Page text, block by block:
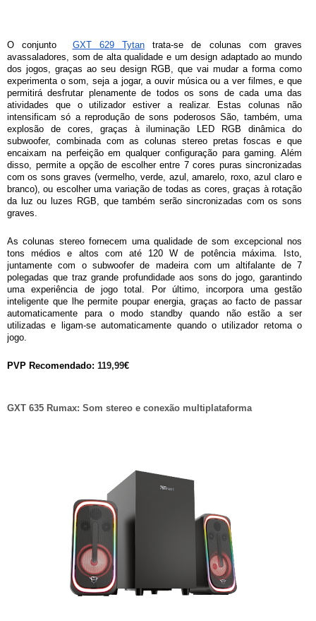
O conjunto GXT 629 Tytan trata-se de colunas com graves
avassaladores, som de alta qualidade e um design adaptado ao mundo
dos jogos, graças ao seu design RGB, que vai mudar a forma como
experimenta o som, seja a jogar, a ouvir música ou a ver filmes, e que
permitirá desfrutar plenamente de todos os sons de cada uma das
atividades que o utilizador estiver a realizar. Estas colunas não
intensificam só a reprodução de sons poderosos São, também, uma
explosão de cores, graças à iluminação LED RGB dinâmica do
subwoofer, combinada com as colunas stereo pretas foscas e que
encaixam na perfeição em qualquer configuração para gaming. Além
disso, permite a opção de escolher entre 7 cores puras sincronizadas
com os sons graves (vermelho, verde, azul, amarelo, roxo, azul claro e
branco), ou escolher uma variação de todas as cores, graças à rotação
da luz ou luzes RGB, que também serão sincronizadas com os sons
graves.
As colunas stereo fornecem uma qualidade de som excepcional nos
tons médios e altos com até 120 W de potência máxima. Isto,
juntamente com o subwoofer de madeira com um altifalante de 7
polegadas que traz grande profundidade aos sons do jogo, garantindo
uma experiência de jogo total. Por último, incorpora uma gestão
inteligente que lhe permite poupar energia, graças ao facto de passar
automaticamente para o modo standby quando não estão a ser
utilizadas e ligam-se automaticamente quando o utilizador retoma o
jogo.
PVP Recomendado: 119,99€
GXT 635 Rumax: Som stereo e conexão multiplataforma